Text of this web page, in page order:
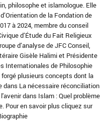
philosophe et islamologue. Elle
de la Fondation de
à 2024, membre du conseil
d’Étude du Fait Religieux
d’analyse de JFC Conseil,
Gisèle Halimi et Présidente
Internationales de Philosophie
forgé plusieurs concepts dont la
dans La nécessaire réconciliation
dans Islam : Quel problème
Pour en savoir plus cliquez sur